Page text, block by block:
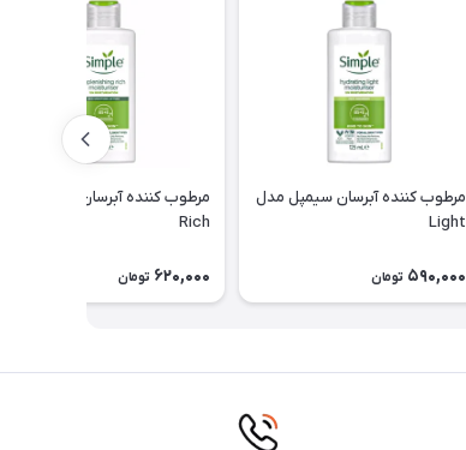
مرطوب کننده آبرسان سیمپل مدل
Light
590,000 تومان
مرطوب کننده آبرسان سیمپل مدل
Rich
620,000 تومان